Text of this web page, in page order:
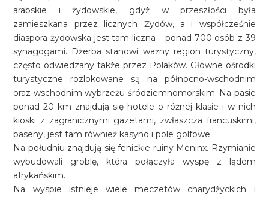
arabskie i żydowskie, gdyż w przeszłości była
zamieszkana przez licznych Żydów, a i współcześnie
diaspora żydowska jest tam liczna – ponad 700 osób z 39
synagogami. Dżerba stanowi ważny region turystyczny,
często odwiedzany także przez Polaków. Główne ośrodki
turystyczne rozlokowane są na północno-wschodnim
oraz wschodnim wybrzeżu śródziemnomorskim. Na pasie
ponad 20 km znajdują się hotele o różnej klasie i w nich
kioski z zagranicznymi gazetami, zwłaszcza francuskimi,
baseny, jest tam również kasyno i pole golfowe.
Na południu znajdują się fenickie ruiny Meninx. Rzymianie
wybudowali groblę, która połączyła wyspę z lądem
afrykańskim.
Na wyspie istnieje wiele meczetów charydżyckich i